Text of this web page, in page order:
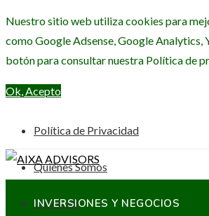
Nuestro sitio web utiliza cookies para
como Google Adsense, Google
botón para consultar nuestra Política de
Ok, Acepto
Política de Privacidad
Quiénes Somos
Contacto
INVERSIONES Y NEGOCIOS